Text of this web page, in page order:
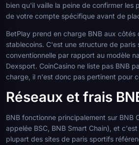
bien qu'il vaille la peine de confirmer les
de votre compte spécifique avant de
BetPlay prend en charge BNB aux côtés
stablecoins. C'est une structure de
conventionnelle par rapport au modèle
Dexsport. CoinCasino ne liste pas BNB
charge, il n'est donc pas pertinent pour
Réseaux et frais
BNB fonctionne principalement sur BNB
appelée BSC, BNB Smart Chain), et
plupart des sites de paris sportifs